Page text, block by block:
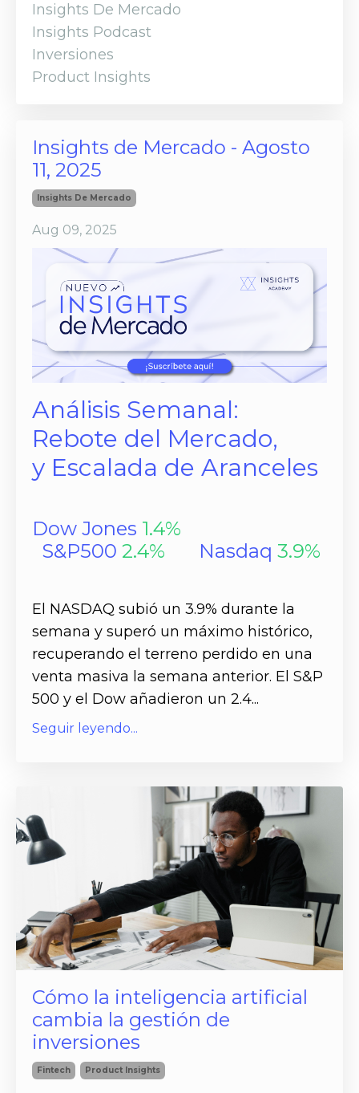
Insights de Mercado - Agosto
11, 2025
Insights De Mercado
Aug 09, 2025
Análisis Semanal:
Rebote del Mercado,
y Escalada de Aranceles
Dow Jones 1.4%
S&P500 2.4% Nasdaq 3.9%
El NASDAQ subió un 3.9% durante la
semana y superó un máximo histórico,
recuperando el terreno perdido en una
venta masiva la semana anterior. El S&P
500 y el Dow añadieron un 2.4...
Seguir leyendo...
Cómo la inteligencia artificial
cambia la gestión de
inversiones
Fintech Product Insights
Insights De Mercado
Insights Podcast
Inversiones
Product Insights